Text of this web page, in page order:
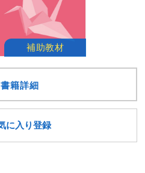
書籍詳細
に入り登録